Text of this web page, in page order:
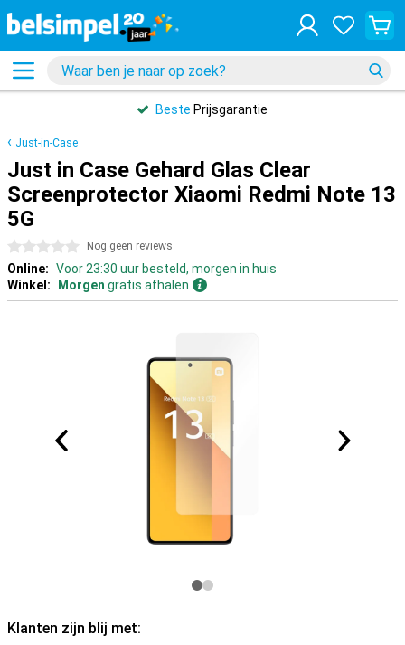
Beste Prijsgarantie
Just-in-Case
Just in Case Gehard Glas Clear
Screenprotector Xiaomi Redmi Note 13
5G
0 sterren Nog geen reviews
Online: Voor 23:30 uur besteld, morgen in huis
Winkel:
Morgen gratis afhalen
Klanten zijn blij met: